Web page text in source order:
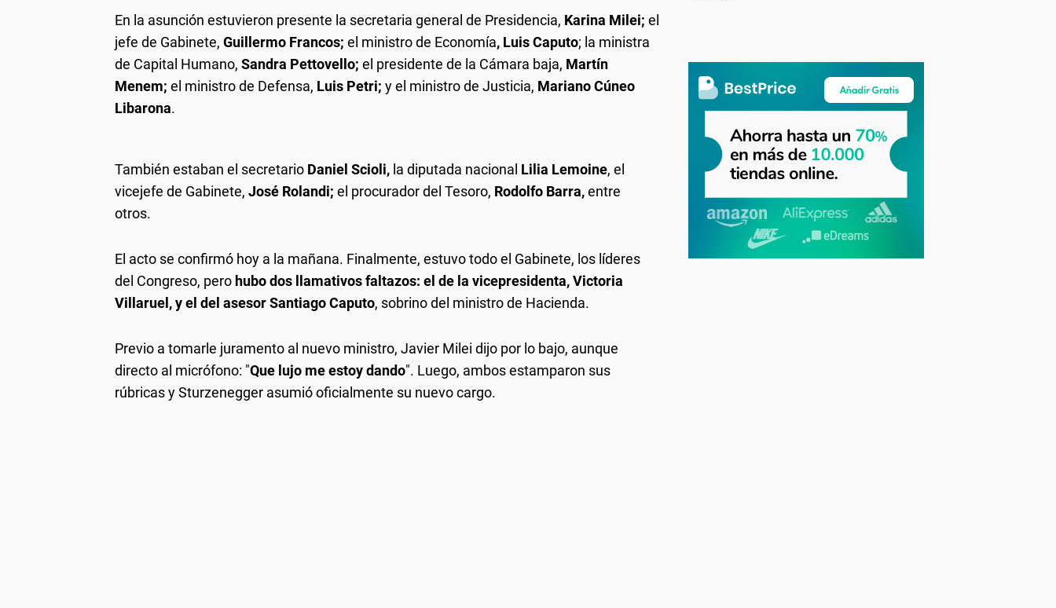
En la asunción estuvieron presente la secretaria general de Presidencia, Karina Milei; el
jefe de Gabinete, Guillermo Francos; el ministro de Economía, Luis Caputo; la ministra
de Capital Humano, Sandra Pettovello; el presidente de la Cámara baja, Martín
Menem; el ministro de Defensa, Luis Petri; y el ministro de Justicia, Mariano Cúneo
Libarona.
También estaban el secretario Daniel Scioli, la diputada nacional Lilia Lemoine, el
vicejefe de Gabinete, José Rolandi; el procurador del Tesoro, Rodolfo Barra,entre
otros.
El acto se confirmó hoy a la mañana. Finalmente, estuvo todo el Gabinete, los líderes
del Congreso, pero hubo dos llamativos faltazos: el de la vicepresidenta, Victoria
Villaruel, y el del asesor Santiago Caputo, sobrino del ministro de Hacienda.
Previo a tomarle juramento al nuevo ministro, Javier Milei dijo por lo bajo, aunque
directo al micrófono: "Que lujo me estoy dando". Luego, ambos estamparon sus
rúbricas y Sturzenegger asumió oficialmente su nuevo cargo.